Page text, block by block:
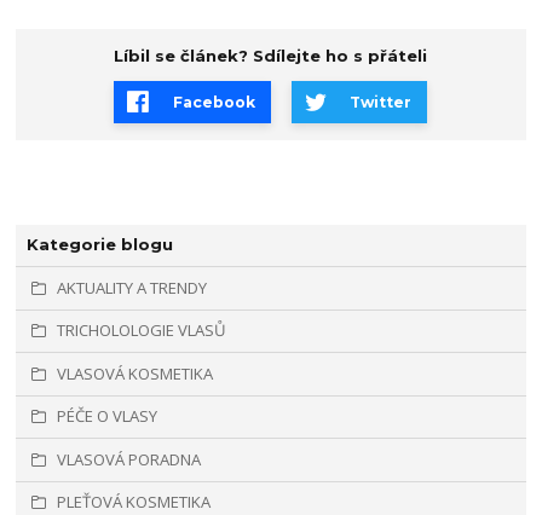
Kategorie blogu
AKTUALITY A TRENDY
TRICHOLOLOGIE VLASŮ
VLASOVÁ KOSMETIKA
PÉČE O VLASY
VLASOVÁ PORADNA
PLEŤOVÁ KOSMETIKA
Líbil se článek? Sdílejte ho s přáteli
Facebook Twitter